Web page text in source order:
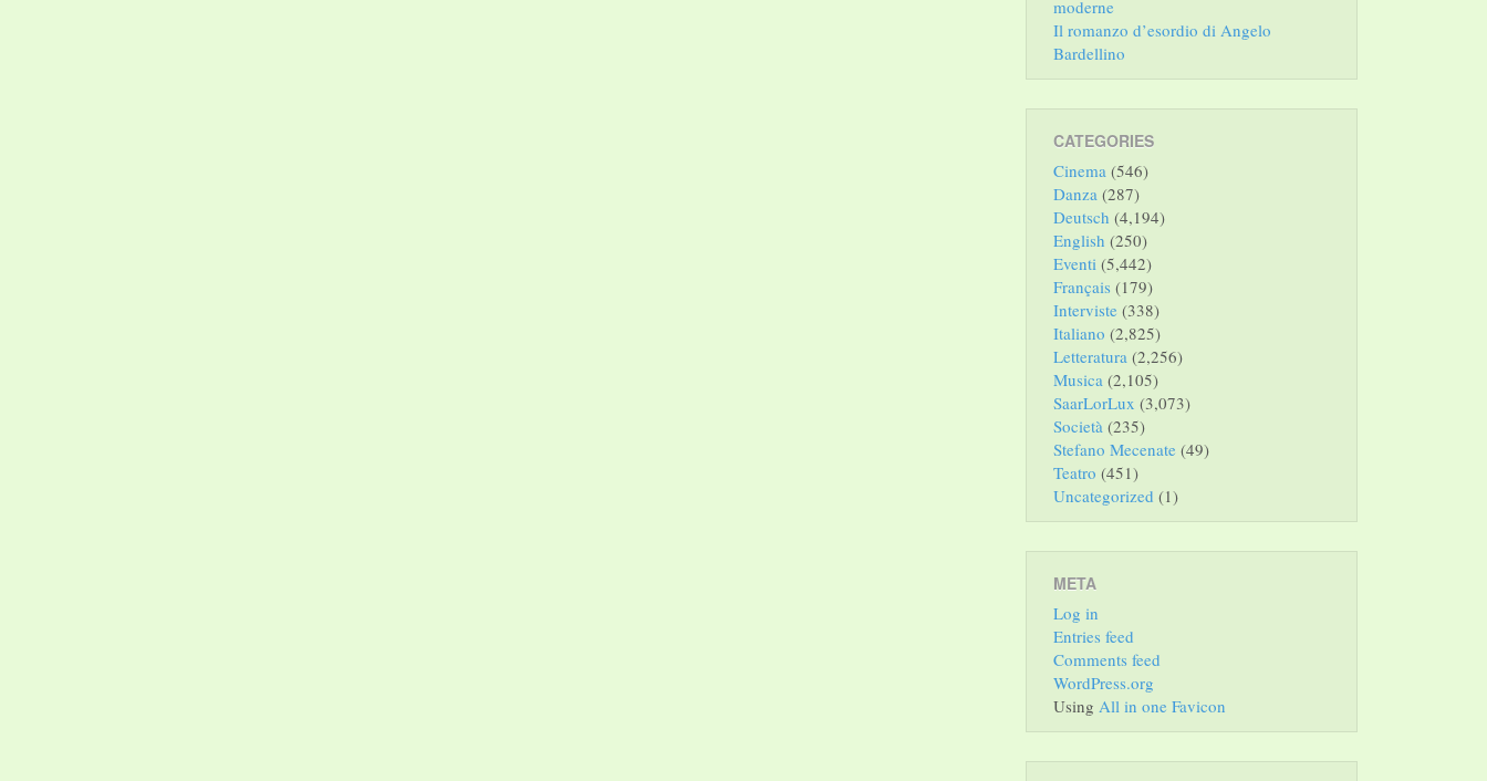
moderne
Il romanzo d’esordio di Angelo
Bardellino
CATEGORIES
Cinema (546)
Danza (287)
Deutsch (4,194)
English (250)
Eventi (5,442)
Français (179)
Interviste (338)
Italiano (2,825)
Letteratura (2,256)
Musica (2,105)
SaarLorLux (3,073)
Società (235)
Stefano Mecenate (49)
Teatro (451)
Uncategorized (1)
META
Log in
Entries feed
Comments feed
WordPress.org
Using All in one Favicon